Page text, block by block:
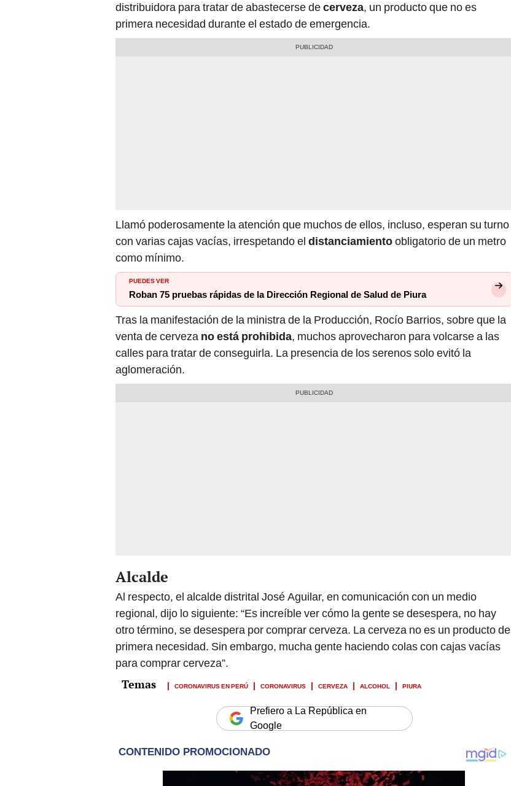
distribuidora para tratar de abastecerse decerveza, un producto que no es
primera necesidad durante el estado de emergencia.
Llamó poderosamente la atención que muchos de ellos, incluso, esperan su turno
con varias cajas vacías, irrespetando el distanciamientoobligatorio de un metro
como mínimo.
PUEDES VER
Roban 75 pruebas rápidas de la Dirección Regional de Salud de Piura
Tras la manifestación de la ministra de la Producción, Rocío Barrios, sobre que la
venta de cerveza no está prohibida, muchos aprovecharon para volcarse a las
calles para tratar de conseguirla. La presencia de los serenos solo evitó la
aglomeración.
Alcalde
Al respecto, el alcalde distrital José Aguilar, en comunicación con un medio
regional, dijo lo siguiente: “Es increíble ver cómo la gente se desespera, no hay
otro término, se desespera por comprar cerveza. La cerveza no es un producto de
primera necesidad. Sin embargo, mucha gente haciendo colas con cajas vacías
para comprar cerveza”.
CORONAVIRUS EN PERÚ CORONAVIRUS CERVEZA ALCOHOL PIURA
Prefiero a La República en
Google